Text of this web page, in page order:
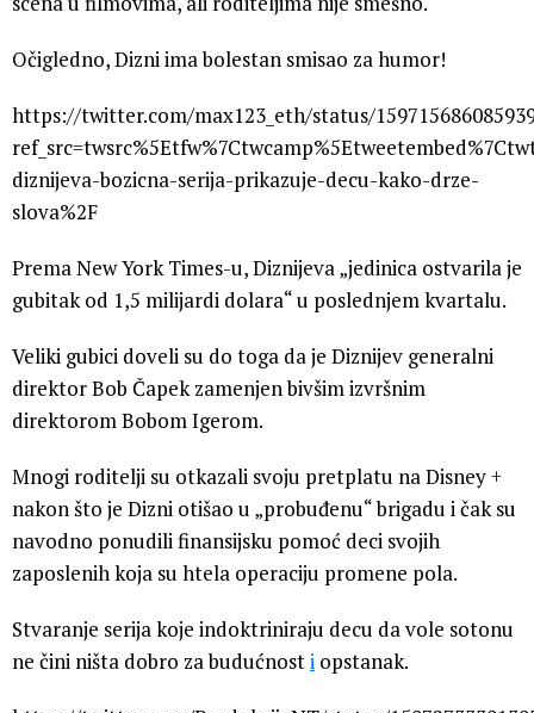
Očigledno, Dizni ima bolestan smisao za humor!
https://twitter.com/max123_eth/status/
diznijeva-bozicna-serija-prikazuje-decu-kako-drze-
slova%2F
Prema New York Times-u, Diznijeva „jedinica ostvarila je
gubitak od 1,5 milijardi dolara“ u poslednjem kvartalu.
Veliki gubici doveli su do toga da je Diznijev generalni
direktor Bob Čapek zamenjen bivšim izvršnim
direktorom Bobom Igerom.
Mnogi roditelji su otkazali svoju pretplatu na Disney +
nakon što je Dizni otišao u „probuđenu“ brigadu i čak su
navodno ponudili finansijsku pomoć deci svojih
zaposlenih koja su htela operaciju promene pola.
Stvaranje serija koje indoktriniraju decu da vole sotonu
ne čini ništa dobro za budućnosti opstanak.